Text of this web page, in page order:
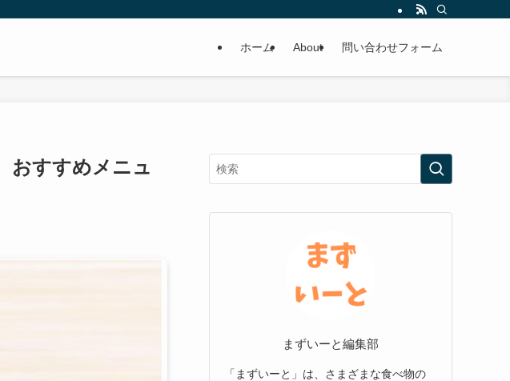
ホーム About 問い合わせフォーム
おすすめメニュ
まずいーと編集部
「まずいーと」は、さまざまな食べ物の